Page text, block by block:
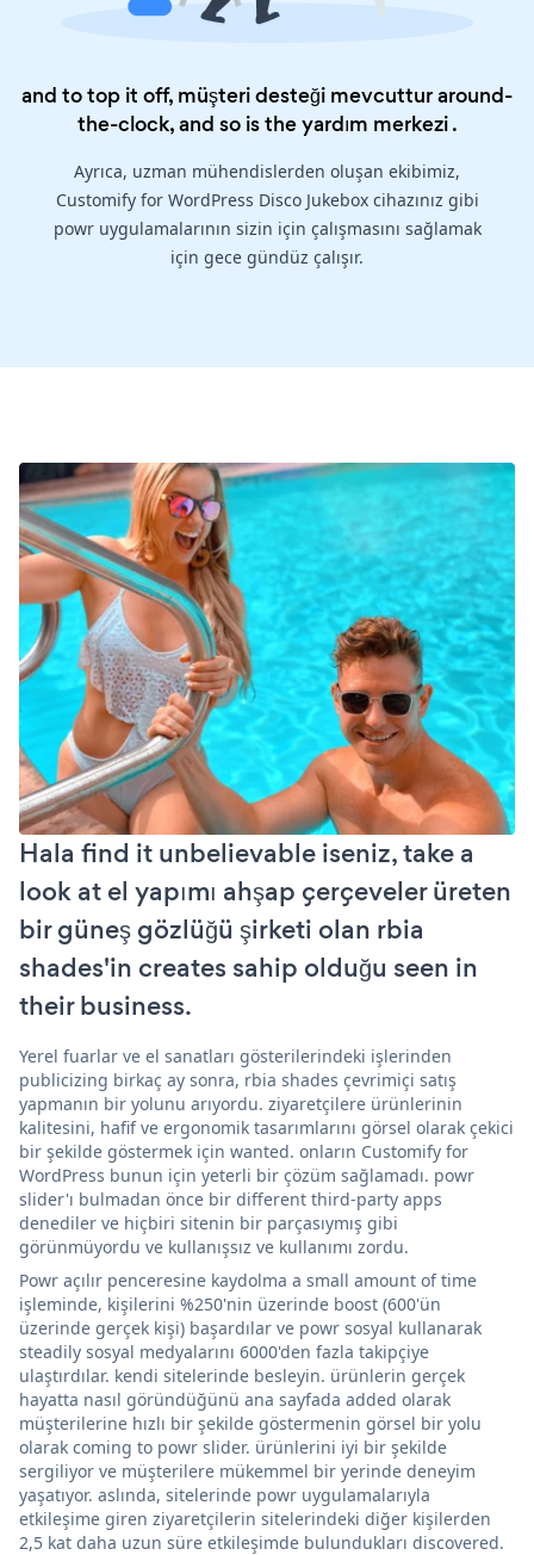
and to top it off, müşteri desteği mevcuttur around-
the-clock, and so is theyardım merkezi.
Ayrıca, uzman mühendislerden oluşan ekibimiz,
Customify for WordPress Disco Jukebox cihazınız gibi
powr uygulamalarının sizin için çalışmasını sağlamak
için gece gündüz çalışır.
Hala find it unbelievable iseniz, take a
look at el yapımı ahşap çerçeveler üreten
bir güneş gözlüğü şirketi olan rbia
shades'in creates sahip olduğu seen in
their business.
Yerel fuarlar ve el sanatları gösterilerindeki işlerinden
publicizing birkaç ay sonra, rbia shades çevrimiçi satış
yapmanın bir yolunu arıyordu. ziyaretçilere ürünlerinin
kalitesini, hafif ve ergonomik tasarımlarını görsel olarak çekici
bir şekilde göstermek için wanted. onların Customify for
WordPress bunun için yeterli bir çözüm sağlamadı. powr
slider'ı bulmadan önce bir different third-party apps
denediler ve hiçbiri sitenin bir parçasıymış gibi
görünmüyordu ve kullanışsız ve kullanımı zordu.
Powr açılır penceresine kaydolma a small amount of time
işleminde, kişilerini %250'nin üzerinde boost (600'ün
üzerinde gerçek kişi) başardılar ve powr sosyal kullanarak
steadily sosyal medyalarını 6000'den fazla takipçiye
ulaştırdılar. kendi sitelerinde besleyin. ürünlerin gerçek
hayatta nasıl göründüğünü ana sayfada added olarak
müşterilerine hızlı bir şekilde göstermenin görsel bir yolu
olarak coming to powr slider. ürünlerini iyi bir şekilde
sergiliyor ve müşterilere mükemmel bir yerinde deneyim
yaşatıyor. aslında, sitelerinde powr uygulamalarıyla
etkileşime giren ziyaretçilerin sitelerindeki diğer kişilerden
2,5 kat daha uzun süre etkileşimde bulundukları discovered.